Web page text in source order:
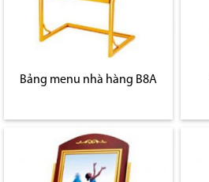
Bảng menu nhà hàng B8A